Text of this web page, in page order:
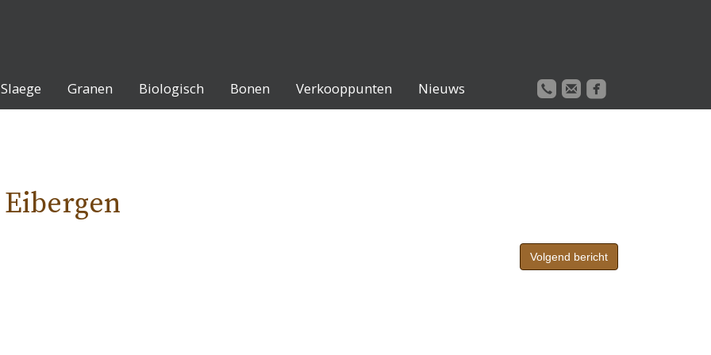
Slaege Granen Biologisch Bonen Verkooppunten Nieuws 
Volgend bericht